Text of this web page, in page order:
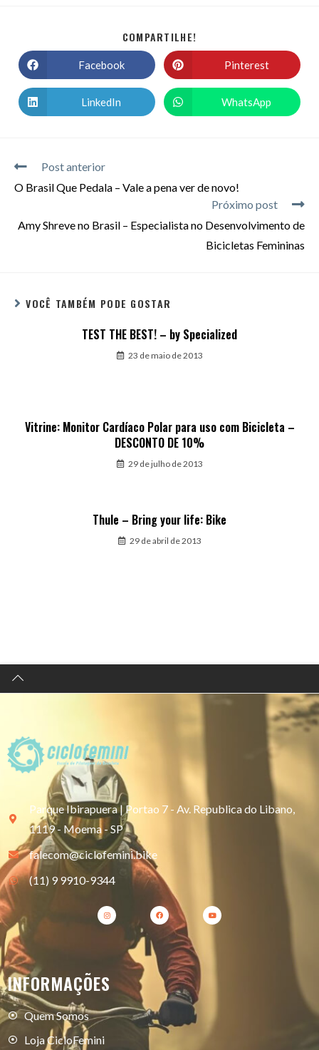
COMPARTILHE!
Facebook Pinterest
LinkedIn WhatsApp
Post anterior
O Brasil Que Pedala – Vale a pena ver de novo!
Próximo post
Amy Shreve no Brasil – Especialista no Desenvolvimento de
Bicicletas Femininas
VOCÊ TAMBÉM PODE GOSTAR
TEST THE BEST! – by Specialized
23 de maio de 2013
Vitrine: Monitor Cardíaco Polar para uso com Bicicleta –
DESCONTO DE 10%
29 de julho de 2013
Thule – Bring your life: Bike
29 de abril de 2013
Parque Ibirapuera | Portao 7 - Av. Republica do Libano,
1119 - Moema - SP
falecom@ciclofemini.bike
(11) 9 9910-9344
INFORMAÇÕES
Quem Somos
Loja CicloFemini